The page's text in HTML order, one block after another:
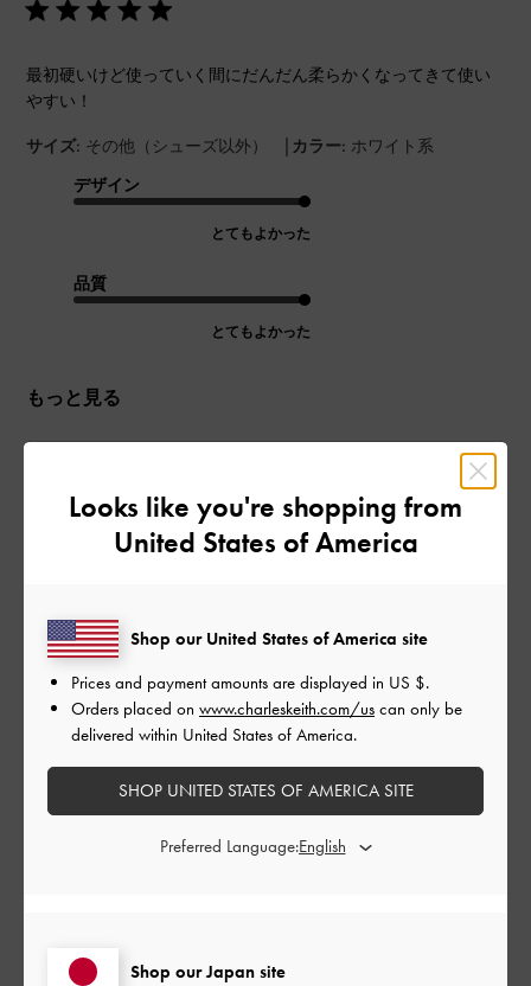
最初硬いけど使っていく間にだんだん柔らかくなってきて使い
やすい！
サイズ: その他（シューズ以外） | カラー: ホワイト系
デザイン
とてもよかった
品質
とてもよかった
もっと見る
0
teaさんのレビュー
使いやすいお財布でデザインも可愛くて、ずっと
使ってます🤎🤎
サイズ: その他（シューズ以外） |カラー: ホワイト系
品質
Looks like you're shopping from
United States of America
Shop our Japan site
Shop our United States of America site
Prices and payment amounts are displayed in US $.
Orders placed on www.charleskeith.com/us can only be
delivered within United States of America.
SHOP UNITED STATES OF AMERICA SITE
Preferred Language: